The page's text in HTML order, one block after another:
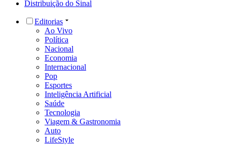
Distribuição do Sinal
Editorias
Ao Vivo
Política
Nacional
Economia
Internacional
Pop
Esportes
Inteligência Artificial
Saúde
Tecnologia
Viagem & Gastronomia
Auto
LifeStyle